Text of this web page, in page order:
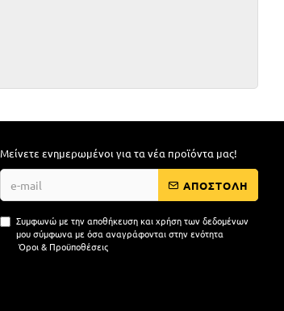
Μείνετε ενημερωμένοι για τα νέα προϊόντα μας!
ΑΠΟΣΤΟΛΗ
Συμφωνώ με την αποθήκευση και χρήση των δεδομένων
μου σύμφωνα με όσα αναγράφονται στην ενότητα
Όροι & Προϋποθέσεις